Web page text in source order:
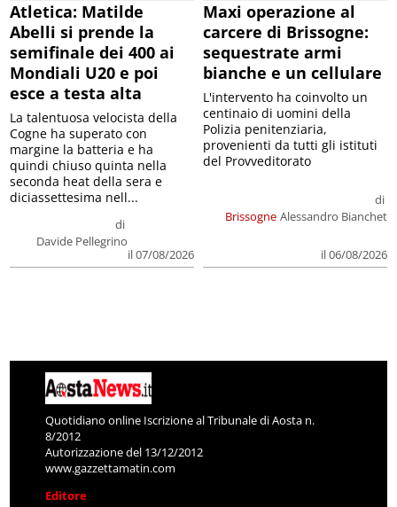
Atletica: Matilde
Abelli si prende la
semifinale dei 400 ai
Mondiali U20 e poi
esce a testa alta
di
Davide Pellegrino
il 07/08/2026
La talentuosa velocista della
Cogne ha superato con
margine la batteria e ha
quindi chiuso quinta nella
seconda heat della sera e
diciassettesima nell...
Maxi operazione al
carcere di Brissogne:
sequestrate armi
bianche e un cellulare
Brissogne
di
Alessandro Bianchet
il 06/08/2026
L'intervento ha coinvolto un
centinaio di uomini della
Polizia penitenziaria,
provenienti da tutti gli istituti
del Provveditorato
Quotidiano online Iscrizione al Tribunale di Aosta n.
8/2012
Autorizzazione del 13/12/2012
www.gazzettamatin.com
Editore